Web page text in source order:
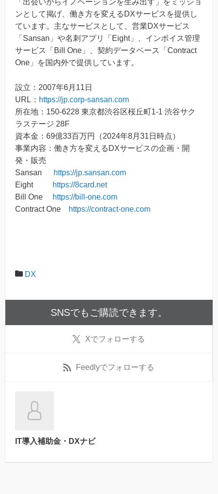
「出会いからイノベーションを生み出す」をミッショ
ンとして掲げ、働き方を変えるDXサービスを提供し
ています。主なサービスとして、営業DXサービス
「Sansan」や名刺アプリ「Eight」、インボイス管理
サービス「Bill One」、契約データベース「Contract
One」を国内外で提供しています。
設立：2007年6月11日
URL： https://jp.corp-sansan.com
所在地：150-6228 東京都渋谷区桜丘町1-1 渋谷サク
ラステージ 28F
資本金：69億33百万円（2024年8月31日時点）
事業内容：働き方を変えるDXサービスの企画・開
発・販売
Sansan
https://jp.sansan.com
Eight
https://8card.net
Bill One
https://bill-one.com
Contract One
https://contract-one.com
DX
SNSでもご購読できます。
Xでフォローする
Feedlyでフォローする
IT導入補助金・DXナビ